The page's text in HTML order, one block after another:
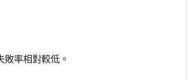
率相對較低。